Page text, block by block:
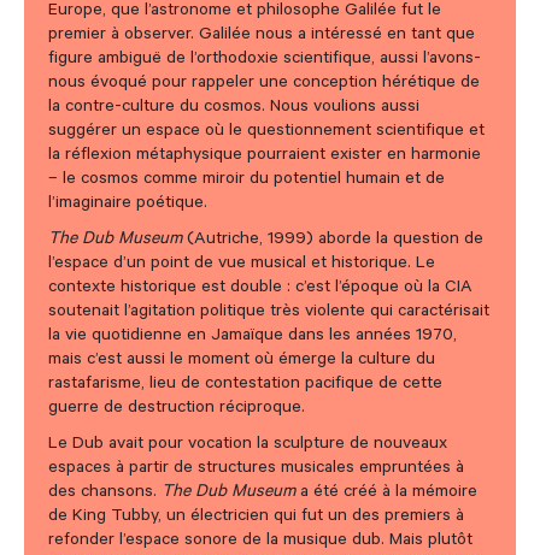
Europe, que l’astronome et philosophe Galilée fut le
premier à observer. Galilée nous a intéressé en tant que
figure ambiguë de l’orthodoxie scientifique, aussi l’avons-
nous évoqué pour rappeler une conception hérétique de
la contre-culture du cosmos. Nous voulions aussi
suggérer un espace où le questionnement scientifique et
la réflexion métaphysique pourraient exister en harmonie
– le cosmos comme miroir du potentiel humain et de
l’imaginaire poétique.
The Dub Museum(Autriche, 1999) aborde la question de
l’espace d’un point de vue musical et historique. Le
contexte historique est double : c’est l’époque où la CIA
soutenait l’agitation politique très violente qui caractérisait
la vie quotidienne en Jamaïque dans les années 1970,
mais c’est aussi le moment où émerge la culture du
rastafarisme, lieu de contestation pacifique de cette
guerre de destruction réciproque.
Le Dub avait pour vocation la sculpture de nouveaux
espaces à partir de structures musicales empruntées à
des chansons. The Dub Museuma été créé à la mémoire
de King Tubby, un électricien qui fut un des premiers à
refonder l’espace sonore de la musique dub. Mais plutôt